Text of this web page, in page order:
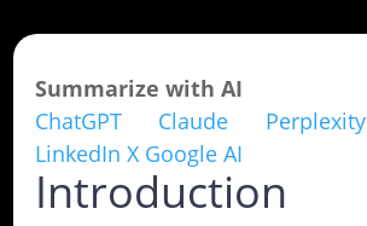
Summarize with AI
ChatGPT
Claude Perplexity
LinkedIn X Google AI
Introduction